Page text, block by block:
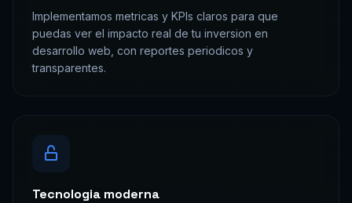
Implementamos metricas y KPIs claros para que
puedas ver el impacto real de tu inversion en
desarrollo web, con reportes periodicos y
transparentes.
Tecnologia moderna